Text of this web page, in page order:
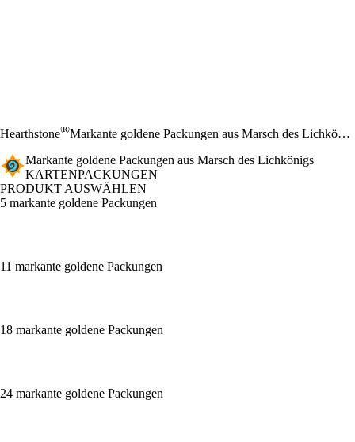
Hearthstone®
Markante goldene Packungen aus Marsch des Lichkönigs
Markante goldene Packungen aus Marsch des Lichkönigs
KARTENPACKUNGEN
PRODUKT AUSWÄHLEN
5 markante goldene Packungen
11 markante goldene Packungen
18 markante goldene Packungen
24 markante goldene Packungen